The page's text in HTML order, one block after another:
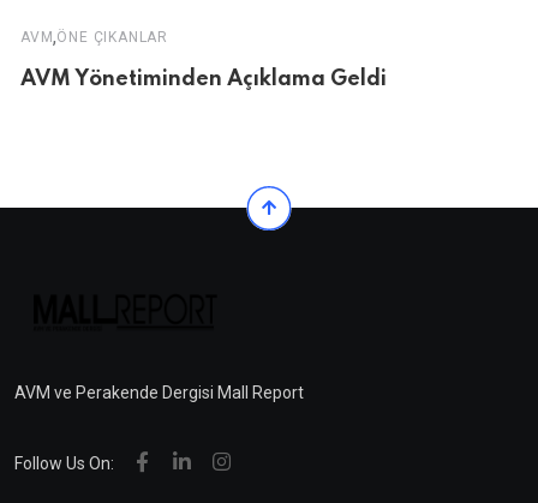
AVM,ÖNE ÇIKANLAR
AVM Yönetiminden Açıklama Geldi
AVM ve Perakende Dergisi Mall Report
Follow Us On: